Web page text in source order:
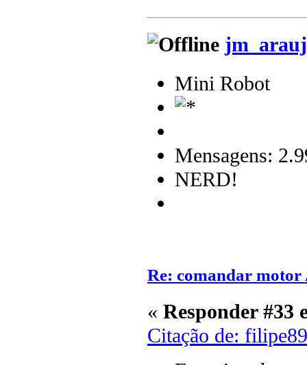
Mini Robot
Mensagens:
NERD!
Re: comandar motor
« Responder #33
Citação de: